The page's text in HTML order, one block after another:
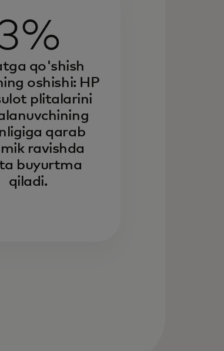
qo'shish
oshishi: HP
plitalarini
qarab
ravishda
buyurtma
qiladi.